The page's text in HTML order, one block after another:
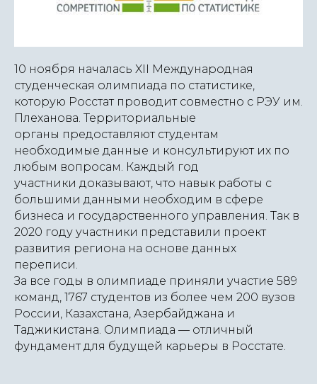
10 ноября началась XII Международная
студенческая олимпиада по статистике,
которую Росстат проводит совместно с РЭУ им.
Плеханова. Территориальные
органы предоставляют студентам
необходимые данные и консультируют их по
любым вопросам. Каждый год
участники доказывают, что навык работы с
большими данными необходим в сфере
бизнеса и государственного управления. Так в
2020 году участники представили проект
развития региона на основе данных
переписи.
За все годы в олимпиаде приняли участие 589
команд, 1767 студентов из более чем 200 вузов
России, Казахстана, Азербайджана и
Таджикистана. Олимпиада — отличный
фундамент для будущей карьеры в Росстате.